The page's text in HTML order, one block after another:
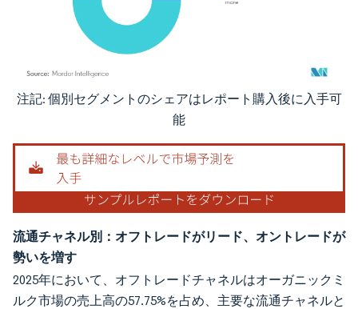
画像 © Mordor Intelligence。再利用にはCC BY 4.0の表示が必要です。
注記: 個別セグメントのシェアはレポート購入後に入手可
能
流通チャネル別：オフトレードがリード、オントレードが
勢いを増す
2025年において、オフトレードチャネルはオーガニックミ
ルク市場の売上高の57.75%を占め、主要な流通チャネルと